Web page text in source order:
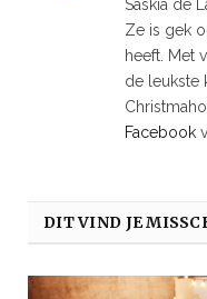
Saskia de
Ze is gek
heeft. Met
de leukste
Facebook
DIT VIND JE